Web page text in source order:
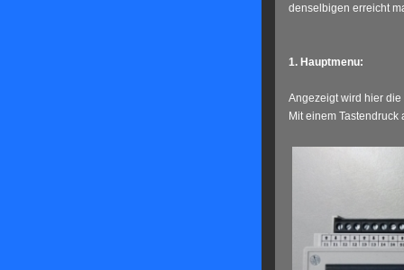
denselbigen erreicht
1. Hauptmenu:
Angezeigt wird hier
Mit einem